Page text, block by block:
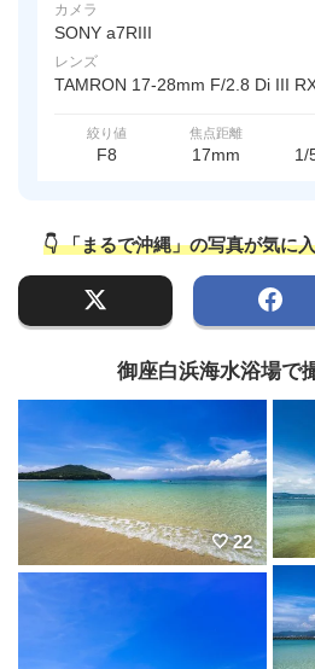
カメラ
SONY a7RIII
レンズ
TAMRON 17-28mm F/2.8 Di III
絞り値
F8
焦点距離
17mm 1/
👇 「まるで沖縄」の写真が気に
御座白浜海水浴場で
22